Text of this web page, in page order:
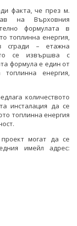
факта, че през м.
на Върховния
формулата в
топлинна енергия,
сгради – етажна
се извършва с
формула е един от
енергия,
количеството
инсталация да се
топлинна енергия
могат да се
имейл адрес: